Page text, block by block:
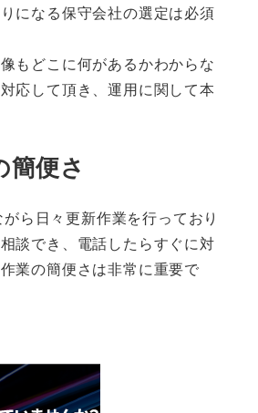
になる保守会社の選定は必須
もどこに何があるかわからな
応して頂き、運用に関して本
便さ
ら日々更新作業を行っており
談でき、電話したらすぐに対
業の簡便さは非常に重要で